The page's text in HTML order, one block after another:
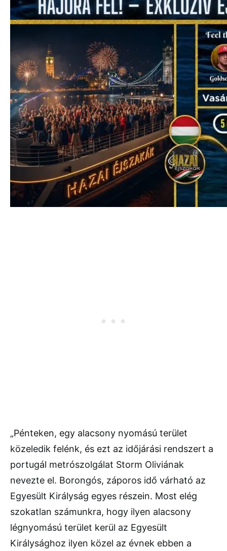
„Pénteken, egy alacsony nyomású terület
közeledik felénk, és ezt az időjárási rendszert a
portugál metrószolgálat Storm Oliviának
nevezte el. Borongós, záporos idő várható az
Egyesült Királyság egyes részein. Most elég
szokatlan számunkra, hogy ilyen alacsony
légnyomású terület kerül az Egyesült
Királysághoz ilyen közel az évnek ebben a